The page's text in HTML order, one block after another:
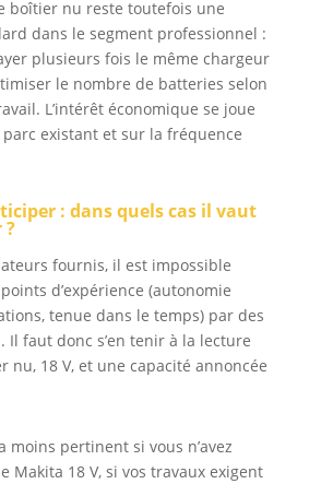
boîtier nu reste toutefois une
dans le segment professionnel :
plusieurs fois le même chargeur
le nombre de batteries selon
L’intérêt économique se joue
existant et sur la fréquence
: dans quels cas il vaut
?
fournis, il est impossible
d’expérience (autonomie
tenue dans le temps) par des
Il faut donc s’en tenir à la lecture
nu, 18 V, et une capacité annoncée
moins pertinent si vous n’avez
Makita 18 V, si vos travaux exigent